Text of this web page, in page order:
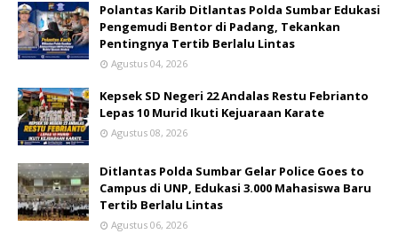
Polantas Karib Ditlantas Polda Sumbar Edukasi
Pengemudi Bentor di Padang, Tekankan
Pentingnya Tertib Berlalu Lintas
Agustus 04, 2026
Kepsek SD Negeri 22 Andalas Restu Febrianto
Lepas 10 Murid Ikuti Kejuaraan Karate
Agustus 08, 2026
Ditlantas Polda Sumbar Gelar Police Goes to
Campus di UNP, Edukasi 3.000 Mahasiswa Baru
Tertib Berlalu Lintas
Agustus 06, 2026